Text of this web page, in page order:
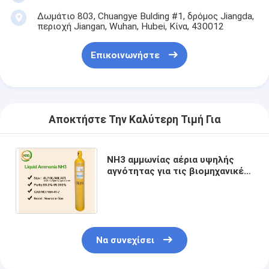
Δωμάτιο 803, Chuangye Bulding #1, δρόμος Jiangda,
περιοχή Jiangan, Wuhan, Hubei, Κίνα, 430012
Επικοινωνήστε
Αποκτήστε Την Καλύτερη Τιμή Για
NH3 αμμωνίας αέρια υψηλής
αγνότητας για τις βιομηχανικές
Να συνεχίσει